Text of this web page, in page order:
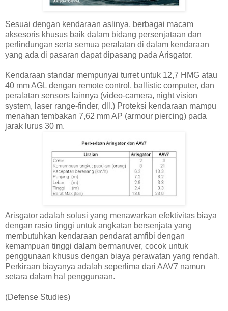
Sesuai dengan kendaraan aslinya, berbagai macam
aksesoris khusus baik dalam bidang persenjataan dan
perlindungan serta semua peralatan di dalam kendaraan
yang ada di pasaran dapat dipasang pada Arisgator.
Kendaraan standar mempunyai turret untuk 12,7 HMG atau
40 mm AGL dengan remote control, ballistic computer, dan
peralatan sensors lainnya (video-camera, night vision
system, laser range-finder, dll.) Proteksi kendaraan mampu
menahan tembakan 7,62 mm AP (armour piercing) pada
jarak lurus 30 m.
Arisgator adalah solusi yang menawarkan efektivitas biaya
dengan rasio tinggi untuk angkatan bersenjata yang
membutuhkan kendaraan pendarat amfibi dengan
kemampuan tinggi dalam bermanuver, cocok untuk
penggunaan khusus dengan biaya perawatan yang rendah.
Perkiraan biayanya adalah seperlima dari AAV7 namun
setara dalam hal penggunaan.
(Defense Studies)